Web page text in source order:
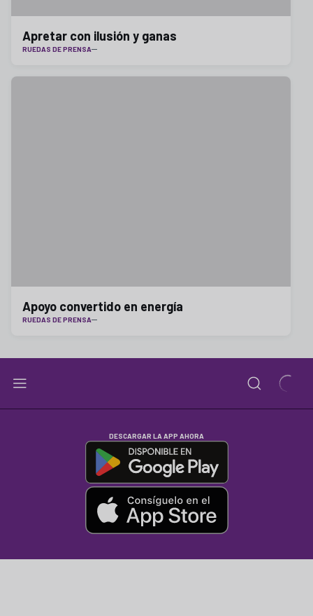
Apretar con ilusión y ganas
RUEDAS DE PRENSA
Apoyo convertido en energía
RUEDAS DE PRENSA
DESCARGAR LA APP AHORA